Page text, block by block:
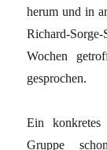
herum und in
Richard-
Wochen
gesprochen.
Ein konkretes
Gruppe